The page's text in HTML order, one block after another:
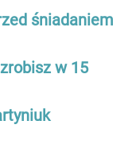
śniadaniem
w 15